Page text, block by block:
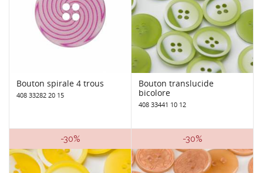
Bouton spirale 4 trous
408 33282 20 15
Bouton translucide
bicolore
408 33441 10 12
-30% -30%